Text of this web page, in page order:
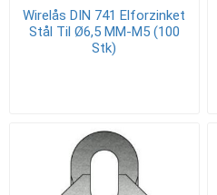
Wirelås DIN 741 Elforzinket
Stål Til Ø6,5 MM-M5 (100
Stk)